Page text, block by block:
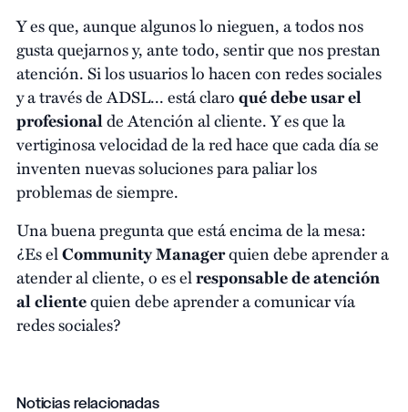
Y es que, aunque algunos lo nieguen, a todos nos
gusta quejarnos y, ante todo, sentir que nos prestan
atención. Si los usuarios lo hacen con redes sociales
y a través de ADSL... está claroqué debe usar el
profesionalde Atención al cliente. Y es que la
vertiginosa velocidad de la red hace que cada día se
inventen nuevas soluciones para paliar los
problemas de siempre.
Una buena pregunta que está encima de la mesa:
¿Es elCommunity Managerquien debe aprender a
atender al cliente, o es elresponsable de atención
al clientequien debe aprender a comunicar vía
redes sociales?
Noticias relacionadas